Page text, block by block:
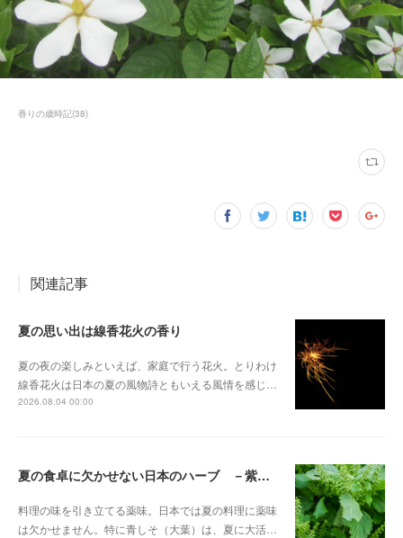
香りの歳時記(38)
関連記事
夏の思い出は線香花火の香り
夏の夜の楽しみといえば、家庭で行う花火。とりわけ
線香花火は日本の夏の風物詩ともいえる風情を感じ…
2026.08.04 00:00
夏の食卓に欠かせない日本のハーブ －紫蘇（しそ）－
料理の味を引き立てる薬味。日本では夏の料理に薬味
は欠かせません。特に青しそ（大葉）は、夏に大活…